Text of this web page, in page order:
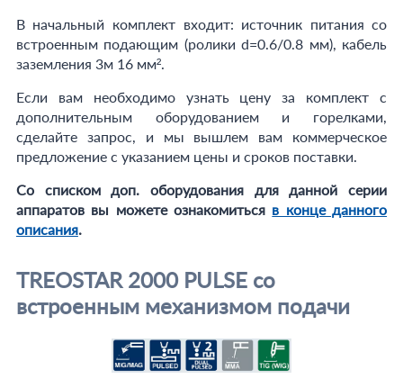
В начальный комплект входит: источник питания cо
встроенным подающим (ролики d=0.6/0.8 мм), кабель
заземления 3м 16 мм².
Если вам необходимо узнать цену за комплект с
дополнительным оборудованием и горелками,
сделайте запрос, и мы вышлем вам коммерческое
предложение с указанием цены и сроков поставки.
Со списком доп. оборудования для данной серии
аппаратов вы можете ознакомиться в конце данного
описания.
TREOSTAR 2000 PULSE со
встроенным механизмом подачи